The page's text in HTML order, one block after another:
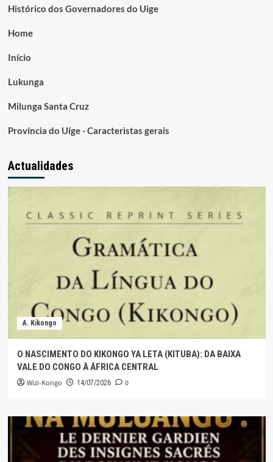
Histórico dos Governadores do Uige
Home
Início
Lukunga
Milunga Santa Cruz
Província do Uíge - Caracteristas gerais
Actualidades
A. Kikongo
O NASCIMENTO DO KIKONGO YA LETA (KITUBA): DA BAIXA
VALE DO CONGO À ÁFRICA CENTRAL
Wizi-Kongo 14/07/2026 0